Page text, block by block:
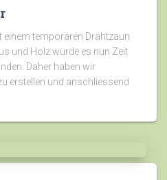
einem temporären Drahtzaun
und Holz wurde es nun Zeit
Daher haben wir
erstellen und anschliessend